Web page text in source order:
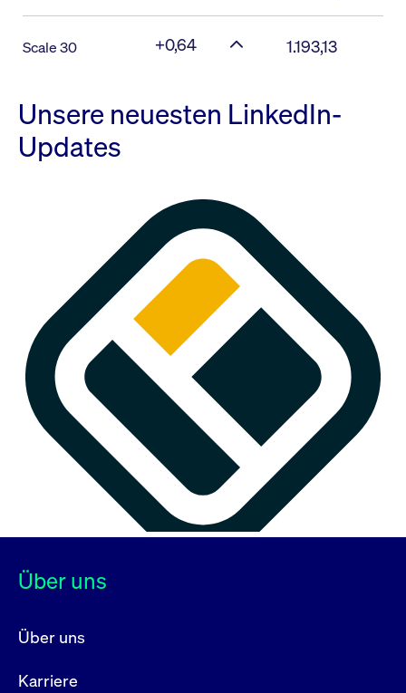
Scale 30 +0,64 1.193,13
Unsere neuesten LinkedIn-
Updates
Über uns
Über uns
Karriere